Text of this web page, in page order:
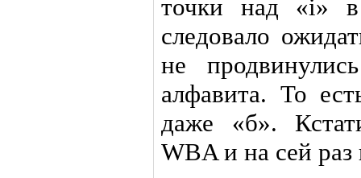
точки над «i»
следовало
не
алфавита. То
даже «б».
WBA и на сей